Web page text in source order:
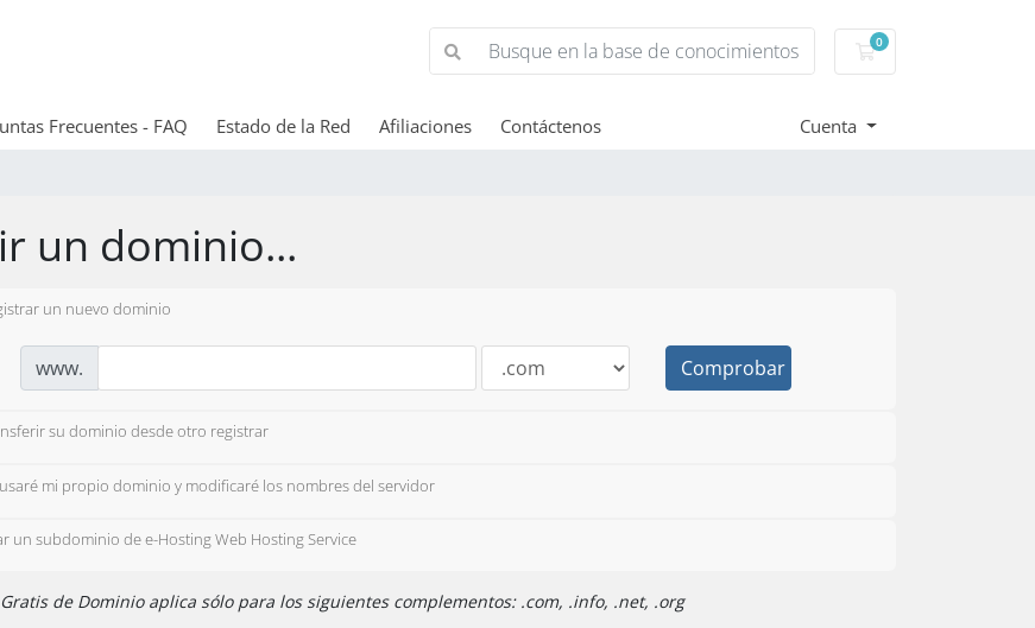
0
Carro de Pedidos
Frecuentes - FAQ Estado de la Red Afiliaciones Contáctenos Cuenta
un dominio...
un nuevo dominio
www. Comprobar
su dominio desde otro registrar
mi propio dominio y modificaré los nombres del servidor
un subdominio de e-Hosting Web Hosting Service
de Dominio aplica sólo para los siguientes complementos: .com, .info, .net, .org